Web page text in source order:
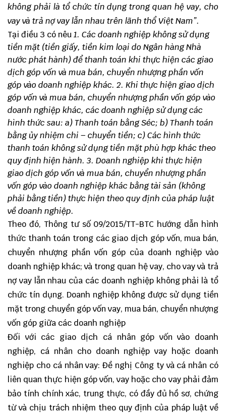
không phải là tổ chức tín dụng trong quan hệ vay, cho
vay và trả nợ vay lẫn nhau trên lãnh thổ Việt Nam”.
Tại điều 3 có nêu1. Các doanh nghiệp không sử dụng
tiền mặt (tiền giấy, tiền kim loại do Ngân hàng Nhà
nước phát hành) để thanh toán khi thực hiện các giao
dịch góp vốn và mua bán, chuyển nhượng phần vốn
góp vào doanh nghiệp khác. 2. Khi thực hiện giao dịch
góp vốn và mua bán, chuyển nhượng phần vốn góp vào
doanh nghiệp khác, các doanh nghiệp sử dụng các
hình thức sau: a) Thanh toán bằng Séc; b) Thanh toán
bằng ủy nhiệm chi – chuyển tiền; c) Các hình thức
thanh toán không sử dụng tiền mặt phù hợp khác theo
quy định hiện hành. 3. Doanh nghiệp khi thực hiện
giao dịch góp vốn và mua bán, chuyển nhượng phần
vốn góp vào doanh nghiệp khác bằng tài sản (không
phải bằng tiền) thực hiện theo quy định của pháp luật
về doanh nghiệp.
Theo đó, Thông tư số 09/2015/TT-BTC hướng dẫn hình
thức thanh toán trong các giao dịch góp vốn, mua bán,
chuyển nhượng phần vốn góp của doanh nghiệp vào
doanh nghiệp khác; và trong quan hệ vay, cho vay và trả
nợ vay lẫn nhau của các doanh nghiệp không phải là tổ
chức tín dụng. Doanh nghiệp không được sử dụng tiền
mặt trong chuyển góp vốn vay, mua bán, chuyển nhượng
vốn góp giữa các doanh nghiệp
Đối với các giao dịch cá nhân góp vốn vào doanh
nghiệp, cá nhân cho doanh nghiệp vay hoặc doanh
nghiệp cho cá nhân vay: Đề nghị Công ty và cá nhân có
liên quan thực hiện góp vốn, vay hoặc cho vay phải đảm
bảo tính chính xác, trung thực, có đầy đủ hồ sơ, chứng
từ và chịu trách nhiệm theo quy định của pháp luật về